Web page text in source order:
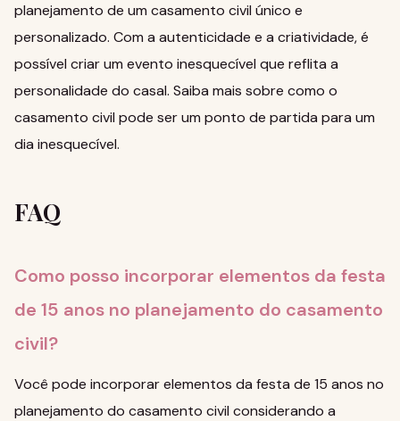
planejamento de um casamento civil único e
personalizado. Com a autenticidade e a criatividade, é
possível criar um evento inesquecível que reflita a
personalidade do casal. Saiba mais sobre como o
casamento civil pode ser um ponto de partida para um
dia inesquecível.
FAQ
Como posso incorporar elementos da festa
de 15 anos no planejamento do casamento
civil?
Você pode incorporar elementos da festa de 15 anos no
planejamento do casamento civil considerando a